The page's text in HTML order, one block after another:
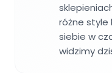
różne style
siebie w
widzimy